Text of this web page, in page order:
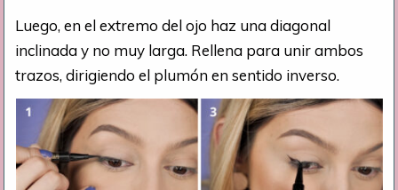
Luego, en el extremo del ojo haz una diagonal
inclinada y no muy larga. Rellena para unir ambos
trazos, dirigiendo el plumón en sentido inverso.